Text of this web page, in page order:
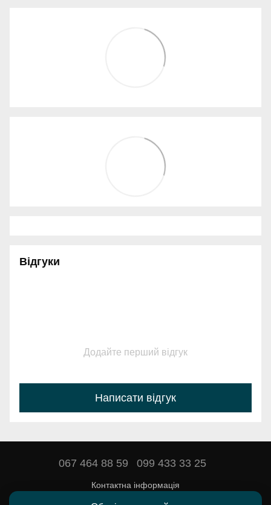
Відгуки
Додайте перший відгук
Написати відгук
067 464 88 59 099 433 33 25
Контактна інформація